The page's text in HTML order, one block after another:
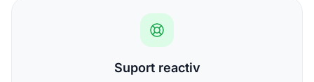
Suport reactiv